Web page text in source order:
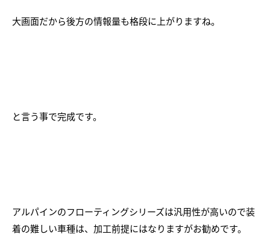
大画面だから後方の情報量も格段に上がりますね。
と言う事で完成です。
アルパインのフローティングシリーズは汎用性が高いので装
着の難しい車種は、加工前提にはなりますがお勧めです。